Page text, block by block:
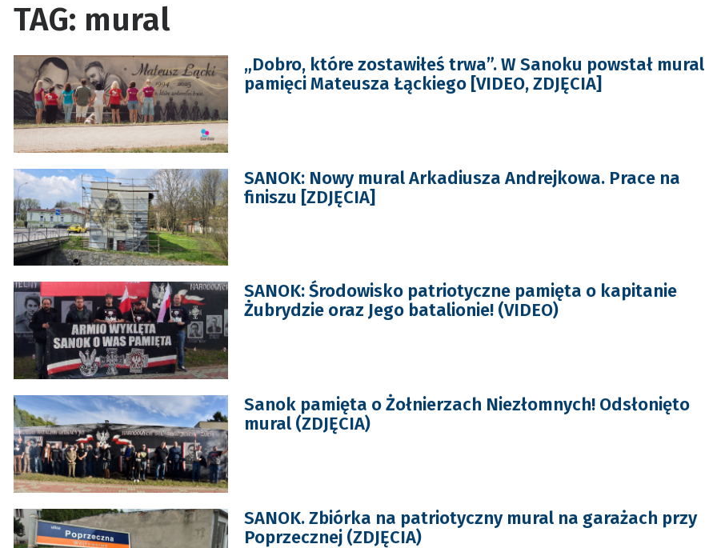
TAG: mural
„Dobro, które zostawiłeś trwa”. W Sanoku powstał mural
pamięci Mateusza Łąckiego [VIDEO, ZDJĘCIA]
SANOK: Nowy mural Arkadiusza Andrejkowa. Prace na
finiszu [ZDJĘCIA]
SANOK: Środowisko patriotyczne pamięta o kapitanie
Żubrydzie oraz Jego batalionie! (VIDEO)
Sanok pamięta o Żołnierzach Niezłomnych! Odsłonięto
mural (ZDJĘCIA)
SANOK. Zbiórka na patriotyczny mural na garażach przy
Poprzecznej (ZDJĘCIA)